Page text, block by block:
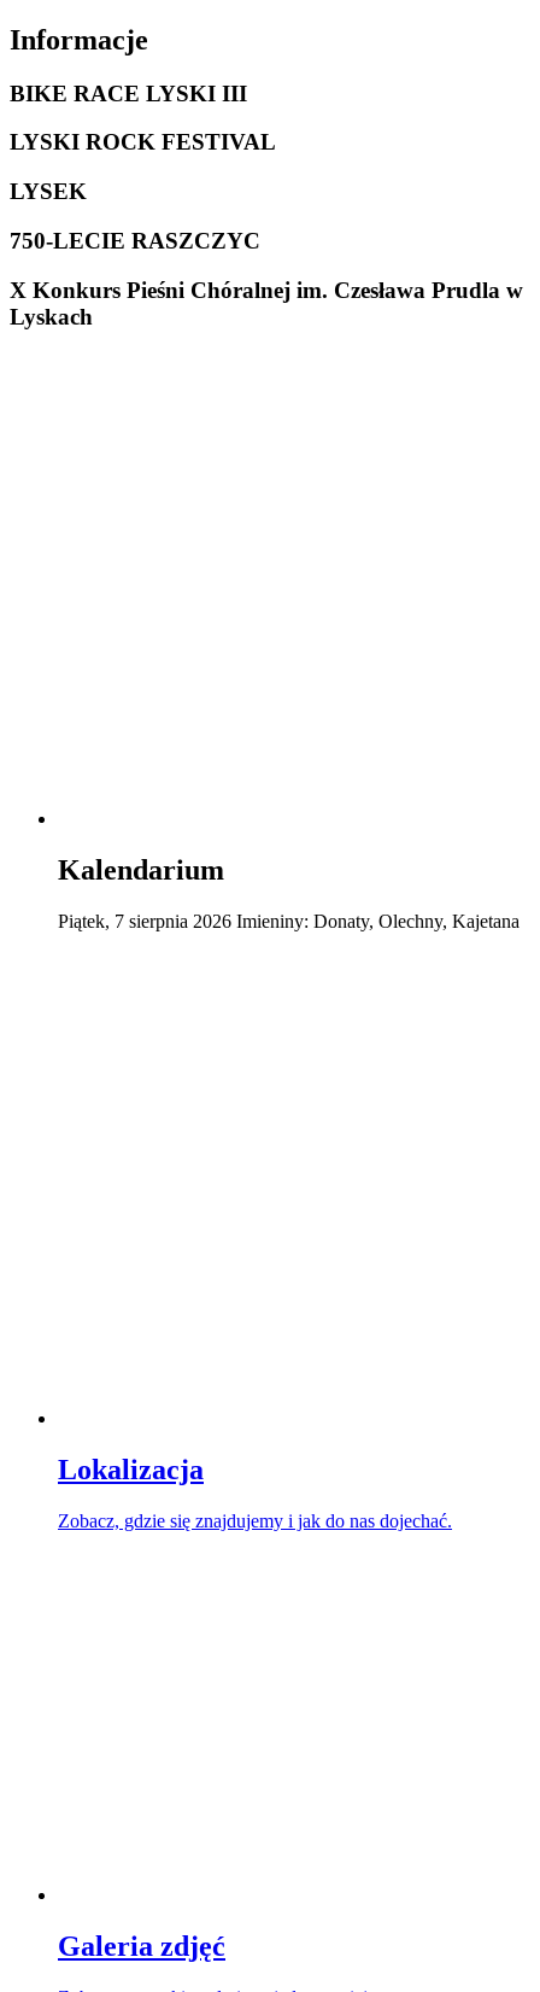
Informacje
BIKE RACE LYSKI III
LYSKI ROCK FESTIVAL
LYSEK
750-LECIE RASZCZYC
X Konkurs Pieśni Chóralnej im. Czesława Prudla w
Lyskach
Kalendarium
Piątek, 7 sierpnia 2026 Imieniny: Donaty, Olechny, Kajetana
Lokalizacja
Zobacz, gdzie się znajdujemy i jak do nas dojechać.
Galeria zdjęć